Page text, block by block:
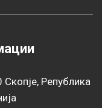
Република